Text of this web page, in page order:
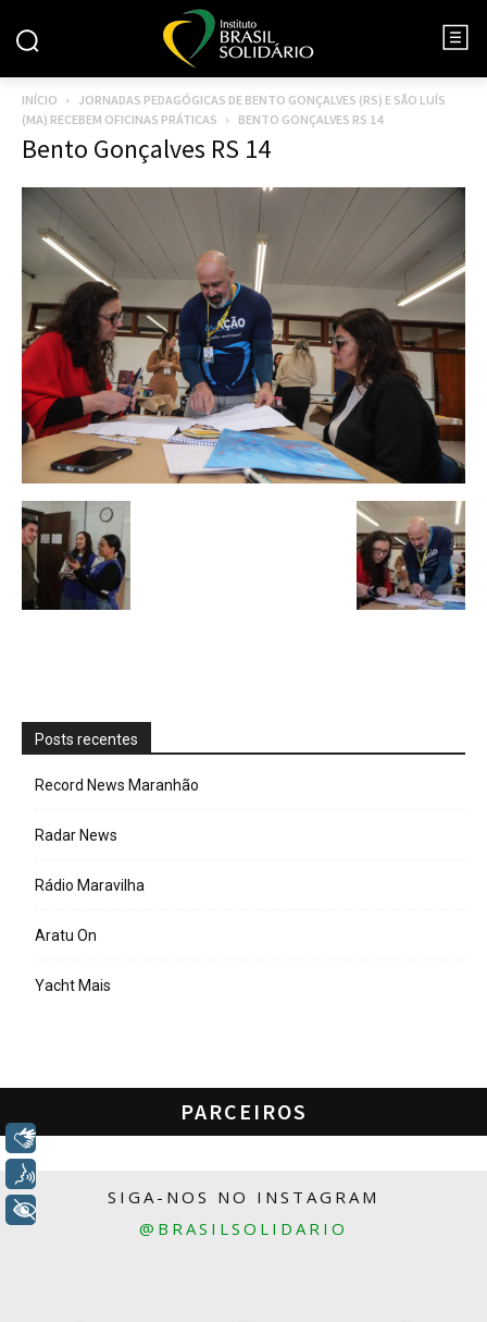
INÍCIO
JORNADAS PEDAGÓGICAS DE BENTO GONÇALVES (RS) E SÃO LUÍS
(MA) RECEBEM OFICINAS PRÁTICAS
BENTO GONÇALVES RS 14
Bento Gonçalves RS 14
Posts recentes
Record News Maranhão
Radar News
Rádio Maravilha
Aratu On
Yacht Mais
PARCEIROS
SIGA-NOS NO INSTAGRAM
@BRASILSOLIDARIO
Libras
+ Acessibilidade